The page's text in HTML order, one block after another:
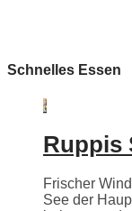
Schnelles Essen
Ruppis
Frischer
See der